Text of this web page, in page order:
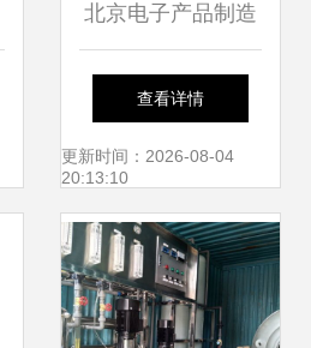
北京电子产品制造
设备批发 技术与供
应的双核驱动
查看详情
更新时间：2026-08-04
20:13:10